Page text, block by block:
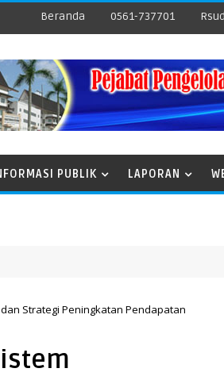
Beranda 0561-737701
PUBLIK LAPORAN
Strategi Peningkatan Pendapatan